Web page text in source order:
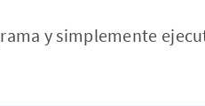
y simplemente